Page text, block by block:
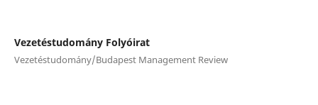
Vezetéstudomány Folyóirat
Vezetéstudomány/Budapest Management Review